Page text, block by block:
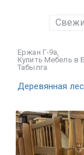
Ержан Г-9а
Купить Мебель в
Табылга
Деревянная